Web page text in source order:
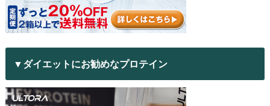
▼ダイエットにお勧めなプロテイン